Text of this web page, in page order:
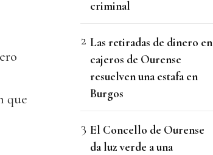
que
criminal
Las retiradas de dinero en
cajeros de Ourense
resuelven una estafa en
Burgos
El Concello de Ourense
da luz verde a una